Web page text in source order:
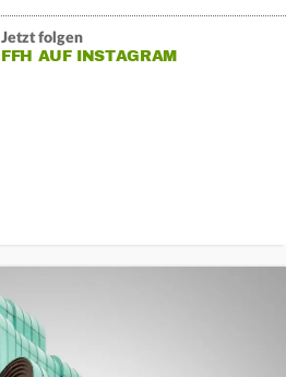
Jetzt folgen
FFH AUF INSTAGRAM